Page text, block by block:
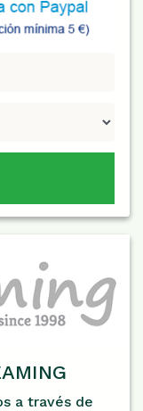
a través de